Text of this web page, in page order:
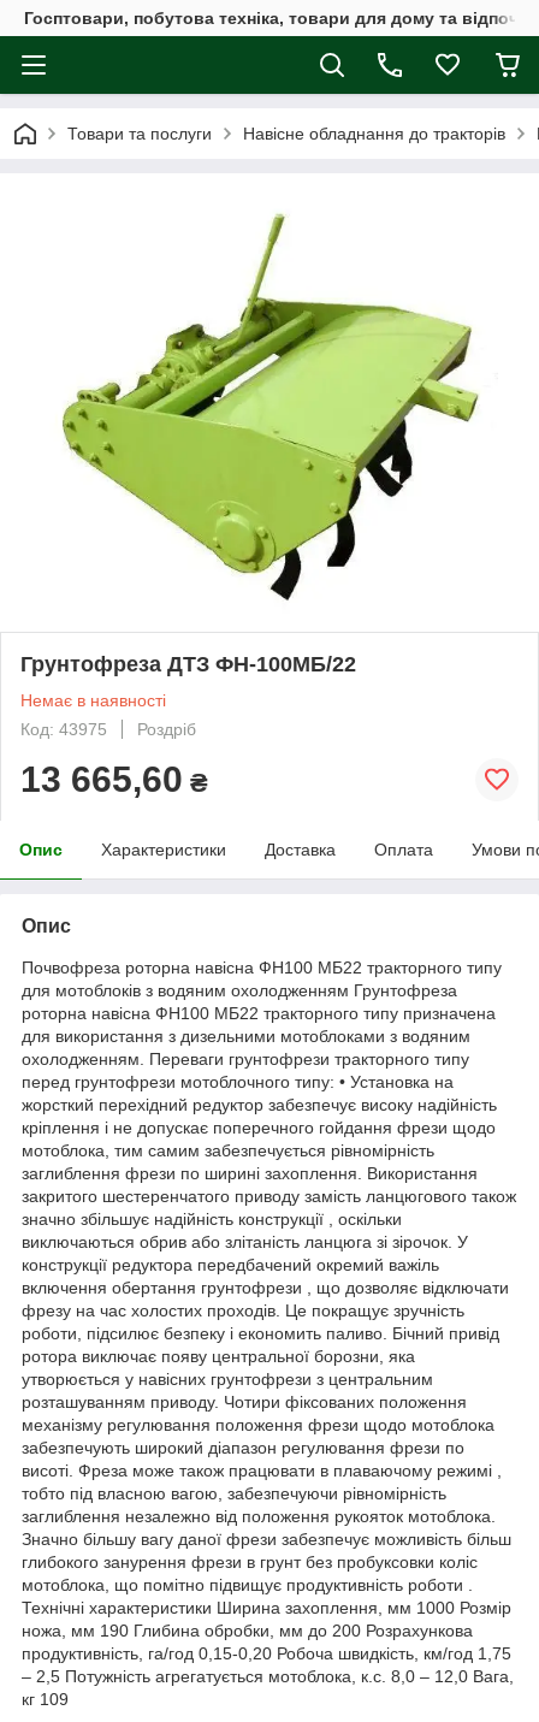
Госптовари, побутова техніка, товари для дому та
Товари та послуги Навісне обладнання до тракторів
Грунтофреза ДТЗ ФН-100МБ/22
Немає в наявності
Код: 43975
Роздріб
13 665,60 ₴
Опис Характеристики Доставка Оплата Умови
Опис
Почвофреза роторна навісна ФН100 МБ22 тракторного типу
для мотоблоків з водяним охолодженням Грунтофреза
роторна навісна ФН100 МБ22 тракторного типу призначена
для використання з дизельними мотоблоками з водяним
охолодженням. Переваги грунтофрези тракторного типу
перед грунтофрези мотоблочного типу: • Установка на
жорсткий перехідний редуктор забезпечує високу надійність
кріплення і не допускає поперечного гойдання фрези щодо
мотоблока, тим самим забезпечується рівномірність
заглиблення фрези по ширині захоплення. Використання
закритого шестеренчатого приводу замість ланцюгового також
значно збільшує надійність конструкції , оскільки
виключаються обрив або злітаність ланцюга зі зірочок. У
конструкції редуктора передбачений окремий важіль
включення обертання грунтофрези , що дозволяє відключати
фрезу на час холостих проходів. Це покращує зручність
роботи, підсилює безпеку і економить паливо. Бічний привід
ротора виключає появу центральної борозни, яка
утворюється у навісних грунтофрези з центральним
розташуванням приводу. Чотири фіксованих положення
механізму регулювання положення фрези щодо мотоблока
забезпечують широкий діапазон регулювання фрези по
висоті. Фреза може також працювати в плаваючому режимі ,
тобто під власною вагою, забезпечуючи рівномірність
заглиблення незалежно від положення рукояток мотоблока.
Значно більшу вагу даної фрези забезпечує можливість більш
глибокого занурення фрези в грунт без пробуксовки коліс
мотоблока, що помітно підвищує продуктивність роботи .
Технічні характеристики Ширина захоплення, мм 1000 Розмір
ножа, мм 190 Глибина обробки, мм до 200 Розрахункова
продуктивність, га/год 0,15-0,20 Робоча швидкість, км/год 1,75
– 2,5 Потужність агрегатується мотоблока, к.с. 8,0 – 12,0 Вага,
кг 109